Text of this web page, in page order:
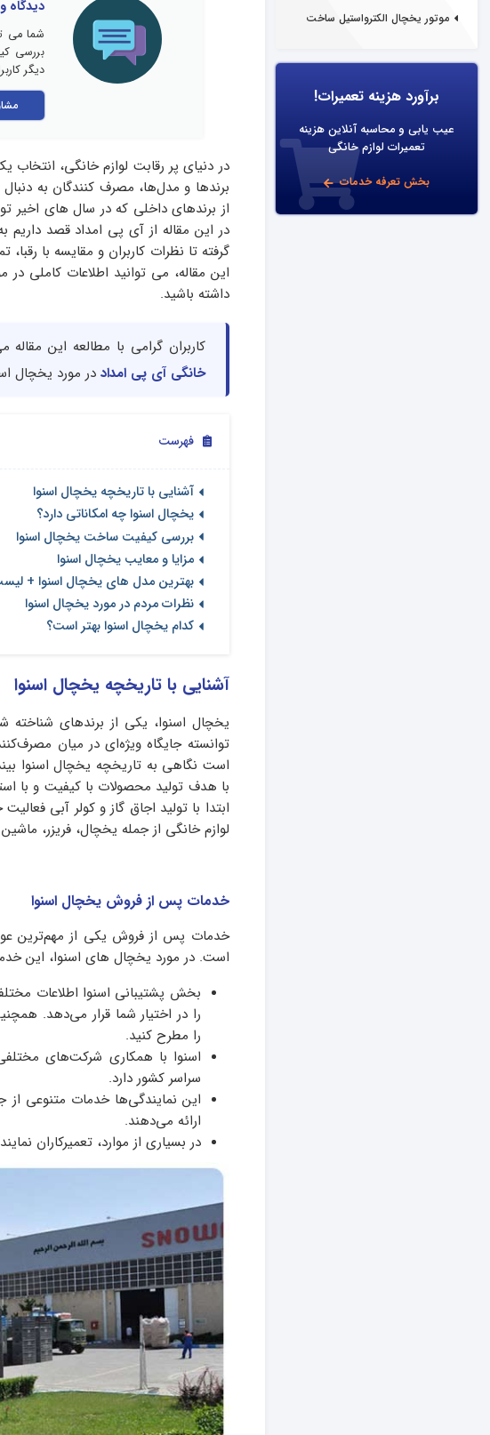
موتور یخچال الکترواستیل ساخت
برآورد هزینه تعمیرات!
عیب یابی و محاسبه آنلاین هزینه
تعمیرات لوازم خانگی
بخش تعرفه خدمات
دیدگاه
شما می
بررسی
دیگر
در دنیای پر رقابت لوازم خانگی،
برندها و مدل‌ها، مصرف‌ کنندگان به
از برندهای داخلی که در سال‌ های اخیر
در این مقاله از آی پی امداد قصد داریم
گرفته تا نظرات کاربران و مقایسه با
این مقاله، می‌ توانید اطلاعات کاملی
داشته باشید.
کاربران گرامی با مطالعه این
خانگی آی پی امداد در مورد یخچال
فهرست
آشنایی با تاریخچه یخچال اسنوا
یخچال اسنوا چه امکاناتی دارد؟
بررسی کیفیت ساخت یخچال‌ اسنوا
مزایا و معایب یخچال اسنوا
بهترین مدل های یخچال اسنوا +
نظرات مردم در مورد یخچال‌ اسنوا
کدام یخچال اسنوا بهتر است؟
آشنایی با تاریخچه یخچال اسنوا
یخچال اسنوا، یکی از برندهای شناخته
توانسته جایگاه ویژه‌ای در میان
با هدف تولید محصولات با کیفیت و با
ابتدا با تولید اجاق گاز و کولر آبی
لوازم خانگی از جمله یخچال، فریزر،
خدمات پس از فروش یخچال اسنوا
خدمات پس از فروش یکی از مهم‌ترین
است. در مورد یخچال های اسنوا، این
بخش پشتیبانی اسنوا اطلاعات
را در اختیار شما قرار می‌دهد.
را مطرح کنید.
اسنوا با همکاری شرکت‌های
سراسر کشور دارد.
این نمایندگی‌ها خدمات متنوعی از
ارائه می‌دهند.
در بسیاری از موارد، تعمیرکاران